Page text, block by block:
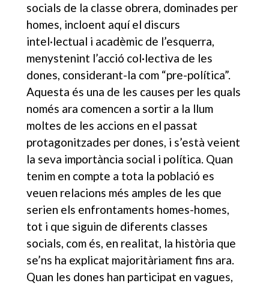
socials de la classe obrera, dominades per
homes, incloent aquí el discurs
intel·lectual i acadèmic de l’esquerra,
menystenint l’acció col·lectiva de les
dones, considerant-la com “pre-política”.
Aquesta és una de les causes per les quals
només ara comencen a sortir a la llum
moltes de les accions en el passat
protagonitzades per dones, i s’està veient
la seva importància social i política. Quan
tenim en compte a tota la població es
veuen relacions més amples de les que
serien els enfrontaments homes-homes,
tot i que siguin de diferents classes
socials, com és, en realitat, la història que
se’ns ha explicat majoritàriament fins ara.
Quan les dones han participat en vagues,